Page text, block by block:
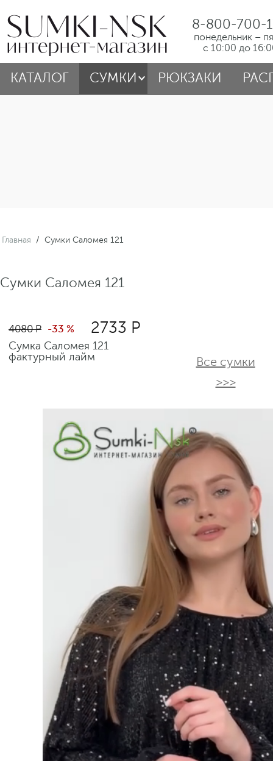
8-800-700-
понедельник –
с 10:00 до
КАТАЛОГ СУМКИ РЮКЗАКИ
Главная / Сумки Саломея 121
Сумки Саломея 121
2733 Р
4080 Р -33 %
Сумка Саломея 121
фактурный лайм
Все сумки
>>>